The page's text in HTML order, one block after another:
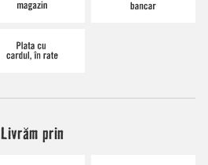
Livrăm prin